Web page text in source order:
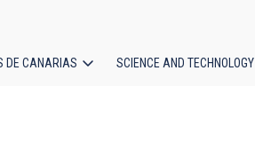
DE CANARIAS SCIENCE AND TECHNOLOGY